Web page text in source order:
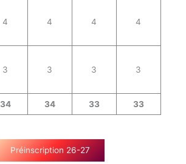
4 4 4 4
3 3 3 3
34 34 33 33
Préinscription 26-27